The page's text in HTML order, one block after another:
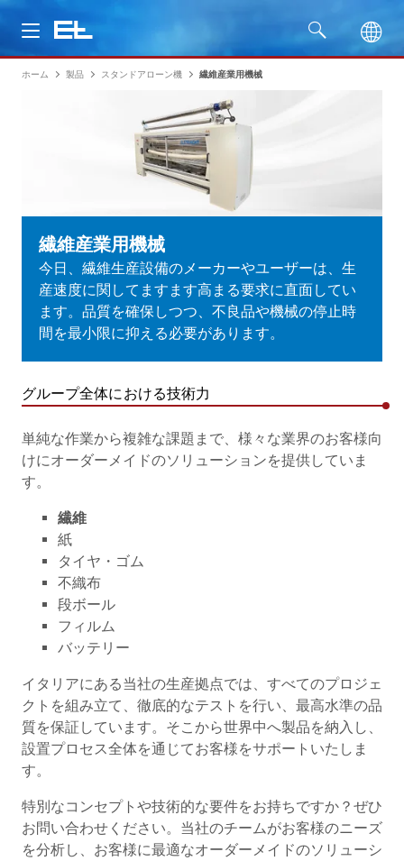
製品
会社名
ホーム 製品 スタンドアローン機 繊維産業用機械
繊維産業用機械
今日、繊維生産設備のメーカーやユーザーは、生
産速度に関してますます高まる要求に直面してい
ます。品質を確保しつつ、不良品や機械の停止時
間を最小限に抑える必要があります。
グループ全体における技術力
単純な作業から複雑な課題まで、様々な業界のお客様向
けにオーダーメイドのソリューションを提供していま
す。
繊維
紙
タイヤ・ゴム
不織布
段ボール
フィルム
バッテリー
イタリアにある当社の生産拠点では、すべてのプロジェ
クトを組み立て、徹底的なテストを行い、最高水準の品
質を保証しています。そこから世界中へ製品を納入し、
設置プロセス全体を通じてお客様をサポートいたしま
す。
特別なコンセプトや技術的な要件をお持ちですか？ぜひ
お問い合わせください。当社のチームがお客様のニーズ
を分析し、お客様に最適なオーダーメイドのソリューシ